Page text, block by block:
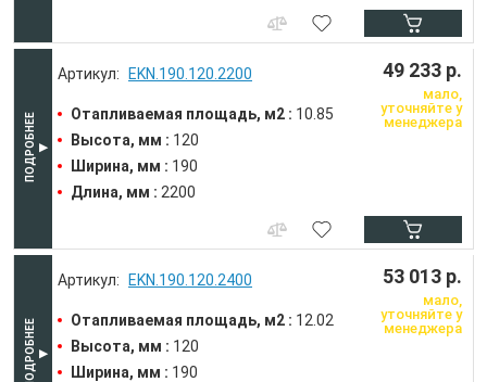
EKN.190.120.2200
Отапливаемая площадь, м2 : 10.85
Высота, мм : 120
Ширина, мм : 190
Длина, мм : 2200
49 233 р.
мало,
уточняйте у
менеджера
EKN.190.120.2400
Отапливаемая площадь, м2 : 12.02
Высота, мм : 120
Ширина, мм : 190
53 013 р.
мало,
уточняйте у
менеджера